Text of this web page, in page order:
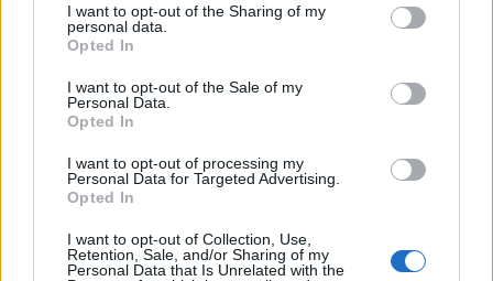
I want to opt-out of the Sharing of my
personal data.
Opted In
I want to opt-out of the Sale of my
Personal Data.
Opted In
I want to opt-out of processing my
Personal Data for Targeted Advertising.
Opted In
I want to opt-out of Collection, Use,
Retention, Sale, and/or Sharing of my
Personal Data that Is Unrelated with the
Η ανάρτηση στο Χ (Twitter) του Ozzy Osbourne
και η ιστορία πίσω από το sample που πήρε ο Kanye
West χωρίς άδεια.
Διαβάστε περισσότερα